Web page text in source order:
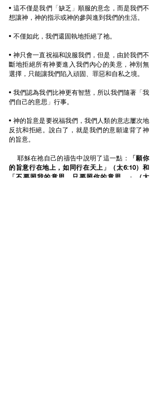
• 這不僅是我們「缺乏 」 順服的意念，而是我們不
想讓神，神的指示或神的參與進到我們的生活。
• 不僅如此，我們還固執地拒絕了祂。
• 神只會一直祝福和說服我們，但是，由於我們不
斷地拒絕所有神要進入我們內心的美意，神別無
選擇，只能讓我們陷入頑固、罪惡和自私之境。
• 我們認為我們比神更有智慧，所以我們隨著「我
們自己的意思 」 行事。
• 神的旨意是要祝福我們，我們人類的意志屢次地
反抗和拒絕。說白了，就是我們的意願違背了神
的旨意。
    耶穌在祂自己的禱告中說明了這一點：
「願你
的旨意行在地上，如同行在天上 」
（太6:10）和
「不要照我的意思、只要照你的意思。 」
（太